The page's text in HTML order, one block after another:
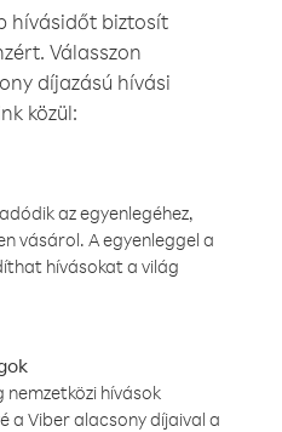
hívásidőt biztosít
Válasszon
díjazású hívási
közül:
az egyenlegéhez,
vásárol. A egyenleggel a
hívásokat a világ
hívások
a Viber alacsony díjaival a